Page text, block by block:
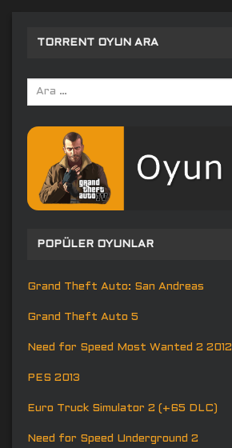
TORRENT OYUN ARA
Arama
yap:
POPÜLER OYUNLAR
Grand Theft Auto: San Andreas
Grand Theft Auto 5
Need for Speed Most Wanted 2 2012
PES 2013
Euro Truck Simulator 2 (+65 DLC)
Need for Speed Underground 2